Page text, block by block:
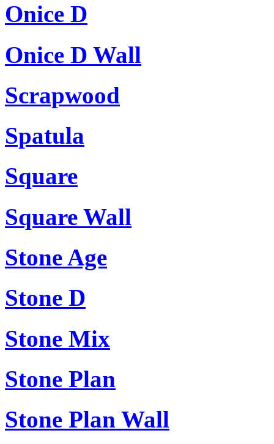
Onice D
Onice D Wall
Scrapwood
Spatula
Square
Square Wall
Stone Age
Stone D
Stone Mix
Stone Plan
Stone Plan Wall